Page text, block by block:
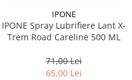
IPONE
IPONE Spray Lubrifiere Lant X-
Trem Road Careline 500 ML
71,00 Lei
65,00 Lei